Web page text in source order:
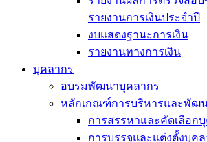
รายงานการเงินประจำปี
งบแสดงฐานะการเงิน
รายงานทางการเงิน
บุคลากร
อบรมพัฒนาบุคลากร
หลักเกณฑ์การบริหารและพัฒ
การสรรหาและคัดเลือก
การบรรจุและแต่งตั้งบุคล